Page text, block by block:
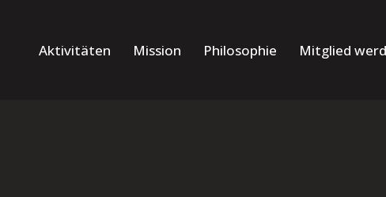
Aktivitäten Mission Philosophie Mitglied